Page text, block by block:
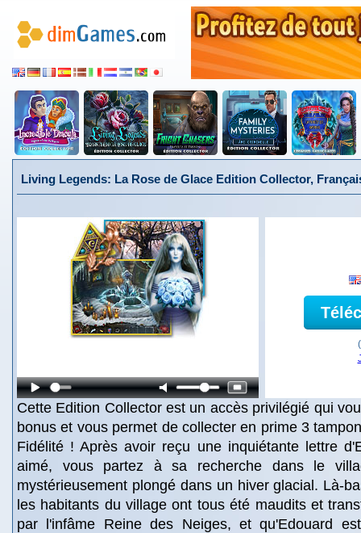
Living Legends: La Rose de Glace Edition Collector,
Cette Edition Collector est un accès privilégié qui
bonus et vous permet de collecter en prime 3
Fidélité ! Après avoir reçu une inquiétante lettre
aimé, vous partez à sa recherche dans le
mystérieusement plongé dans un hiver glacial. Là-
les habitants du village ont tous été maudits et
par l'infâme Reine des Neiges, et qu'Edouard